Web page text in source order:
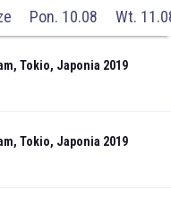
Pon. 10.08 Wt.
Tokio, Japonia 2019
Tokio, Japonia 2019